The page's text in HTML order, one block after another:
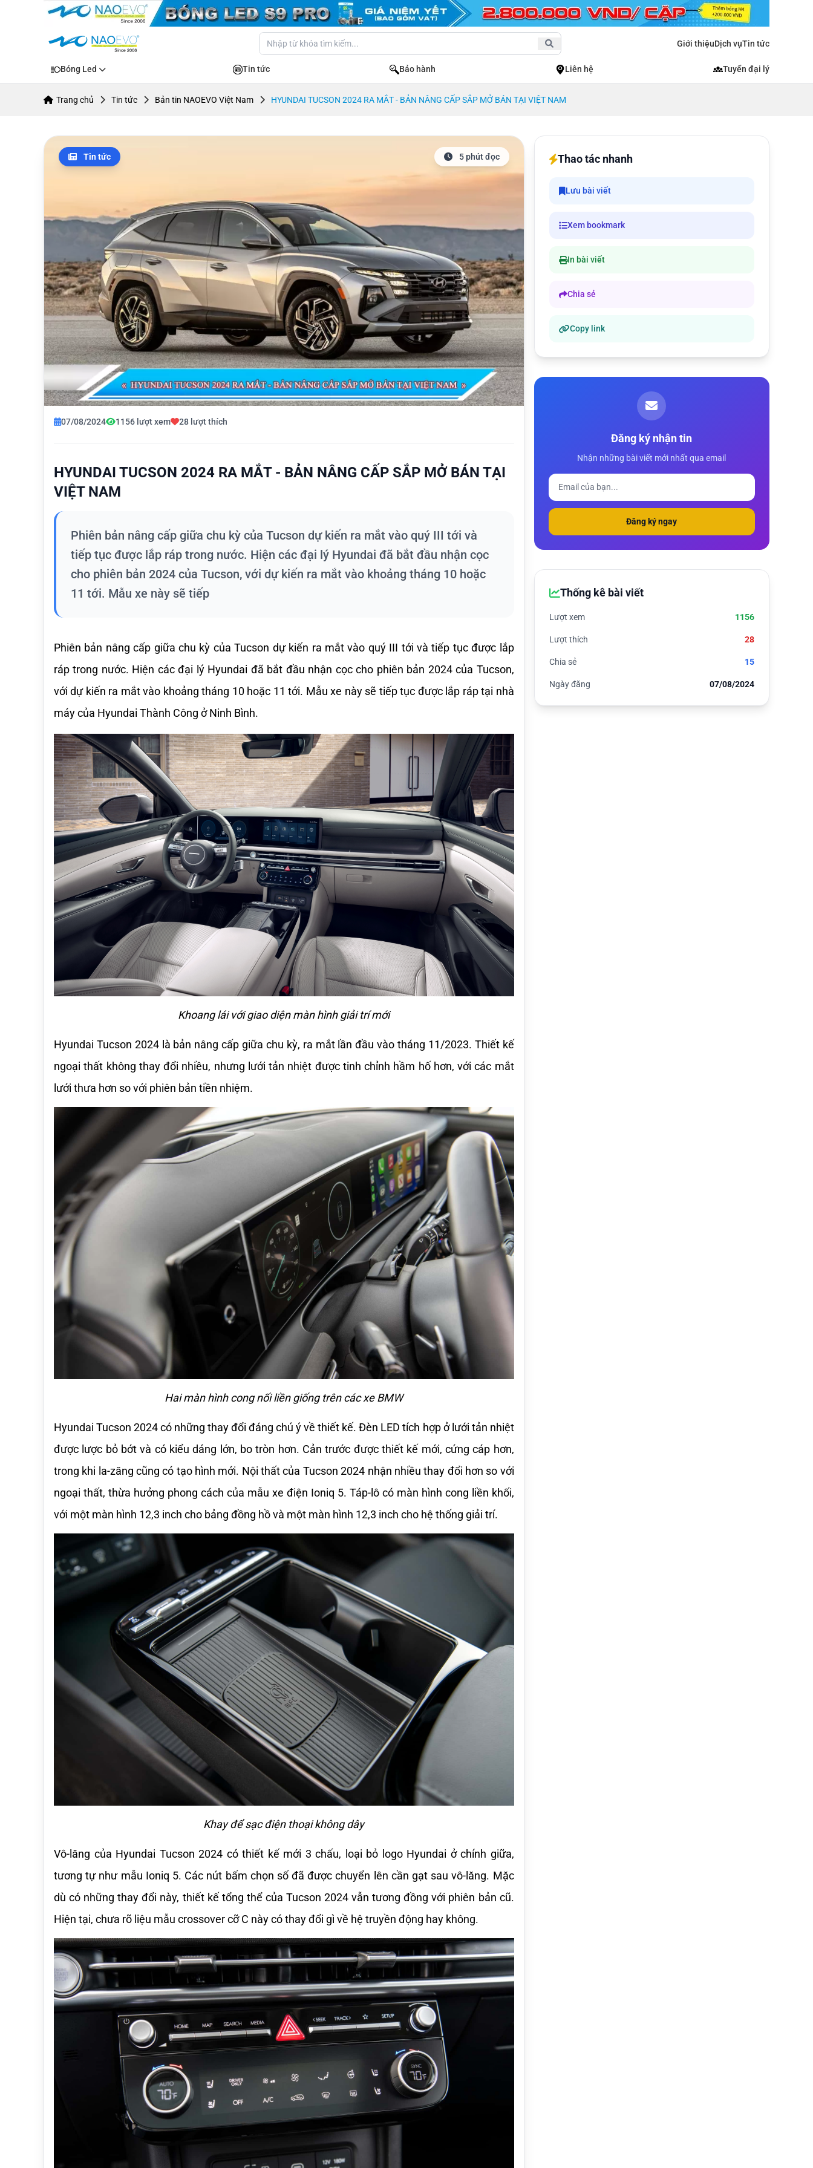
Giới thiệuDịch vụTin tức
Bóng Led Tin tức Bảo hành Liên hệ Tuyển đại lý
Trang chủ Tin tức Bản tin NAOEVO Việt Nam HYUNDAI TUCSON 2024 RA MẮT - BẢN NÂNG CẤP SẮP MỞ BÁN TẠI VIỆT NAM
Tin tức 5 phút đọc
07/08/2024 1156 lượt xem 28 lượt thích
HYUNDAI TUCSON 2024 RA MẮT - BẢN NÂNG CẤP SẮP MỞ BÁN TẠI
VIỆT NAM
Phiên bản nâng cấp giữa chu kỳ của Tucson dự kiến ra mắt vào quý III tới và
tiếp tục được lắp ráp trong nước. Hiện các đại lý Hyundai đã bắt đầu nhận cọc
cho phiên bản 2024 của Tucson, với dự kiến ra mắt vào khoảng tháng 10 hoặc
11 tới. Mẫu xe này sẽ tiếp
Phiên bản nâng cấp giữa chu kỳ của Tucson dự kiến ra mắt vào quý III tới và tiếp tục được lắp
ráp trong nước. Hiện các đại lý Hyundai đã bắt đầu nhận cọc cho phiên bản 2024 của Tucson,
với dự kiến ra mắt vào khoảng tháng 10 hoặc 11 tới. Mẫu xe này sẽ tiếp tục được lắp ráp tại nhà
máy của Hyundai Thành Công ở Ninh Bình.
Khoang lái với giao diện màn hình giải trí mới
Hyundai Tucson 2024 là bản nâng cấp giữa chu kỳ, ra mắt lần đầu vào tháng 11/2023. Thiết kế
ngoại thất không thay đổi nhiều, nhưng lưới tản nhiệt được tinh chỉnh hầm hố hơn, với các mắt
lưới thưa hơn so với phiên bản tiền nhiệm.
Hai màn hình cong nối liền giống trên các xe BMW
Hyundai Tucson 2024 có những thay đổi đáng chú ý về thiết kế. Đèn LED tích hợp ở lưới tản nhiệt
được lược bỏ bớt và có kiểu dáng lớn, bo tròn hơn. Cản trước được thiết kế mới, cứng cáp hơn,
trong khi la-zăng cũng có tạo hình mới. Nội thất của Tucson 2024 nhận nhiều thay đổi hơn so với
ngoại thất, thừa hưởng phong cách của mẫu xe điện Ioniq 5. Táp-lô có màn hình cong liền khối,
với một màn hình 12,3 inch cho bảng đồng hồ và một màn hình 12,3 inch cho hệ thống giải trí.
Khay để sạc điện thoại không dây
Vô-lăng của Hyundai Tucson 2024 có thiết kế mới 3 chấu, loại bỏ logo Hyundai ở chính giữa,
tương tự như mẫu Ioniq 5. Các nút bấm chọn số đã được chuyển lên cần gạt sau vô-lăng. Mặc
dù có những thay đổi này, thiết kế tổng thể của Tucson 2024 vẫn tương đồng với phiên bản cũ.
Hiện tại, chưa rõ liệu mẫu crossover cỡ C này có thay đổi gì về hệ truyền động hay không.
Thao tác nhanh
Lưu bài viết
Xem bookmark
In bài viết
Chia sẻ
Copy link
Đăng ký nhận tin
Nhận những bài viết mới nhất qua email
Đăng ký ngay
Thống kê bài viết
Lượt xem 1156
Lượt thích 28
Chia sẻ 15
Ngày đăng 07/08/2024